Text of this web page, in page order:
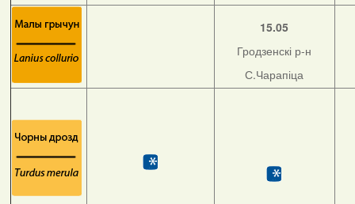
15.05
Гродзенскі р-н
С.Чарапіца